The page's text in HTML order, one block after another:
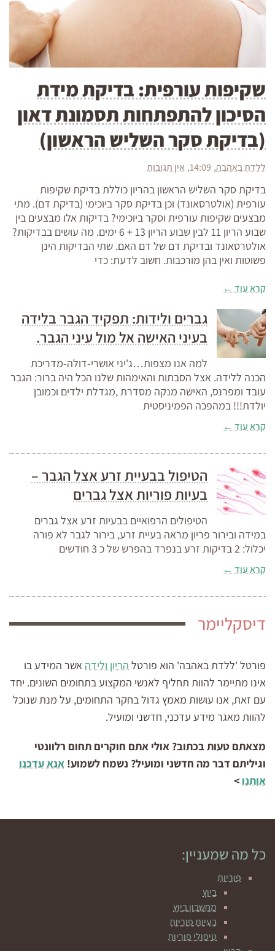
שקיפות עורפית: בדיקת מידת
הסיכון להתפתחות תסמונת דאון
(בדיקת סקר השליש הראשון)
ללדת באהבה 14:09 אין תגובות
בדיקת סקר השליש הראשון בהריון כוללת בדיקת שקיפות
עורפית (אולטרסאונד) וכן בדיקת סקר ביוכימי (בדיקת דם). מתי
מבצעים שקיפות עורפית וסקר ביוכימי? בדיקות אלו מבצעים בין
שבוע הריון 11 לבין שבוע הריון 13 + 6 ימים. מה עושים בבדיקות?
אולטרסאונד ובדיקת דם של דם האם. שתי הבדיקות הינן
פשוטות ואין בהן מורכבות. חשוב לדעת: כדי
קרא עוד ←
גברים ולידות: תפקיד הגבר בלידה
בעיני האישה אל מול עיני הגבר.
למה אנו מצפות…ג'יני אושרי-דולה-מדריכת
הכנה ללידה. אצל הסבתות והאימהות שלנו הכל היה ברור: הגבר
עובד ומפרנס, האישה מנקה מסדרת ,מגדלת ילדים וכמובן
יולדת!!! במהפכה הפמיניסטית
קרא עוד ←
הטיפול בבעיית זרע אצל הגבר –
בעיות פוריות אצל גברים
הטיפולים הרפואיים בבעיות זרע אצל גברים
במידה ובירור פריון מראה בעיית זרע, בירור לגבר לא פורה
יכלול: 2 בדיקות זרע בנפרד בהפרש של כ 3 חודשים
קרא עוד ←
דיסקליימר
פורטל 'ללדת באהבה' הוא פורטל הריון ולידה אשר המידע בו
אינו מתיימר להוות תחליף לאנשי המקצוע בתחומים השונים. יחד
עם זאת, אנו עושות מאמץ גדול בחקר התחומים, על מנת שנוכל
להוות מאגר מידע עדכני, חדשני ומועיל.
מצאתם טעות בכתוב? אולי אתם חוקרים תחום רלוונטי
וגיליתם דבר מה חדשני ומועיל? נשמח לשמוע! אנא עדכנו
אותנו >
כל מה שמעניין:
פוריות
ביוץ
מחשבון ביוץ
בעיות פוריות
טיפולי פוריות